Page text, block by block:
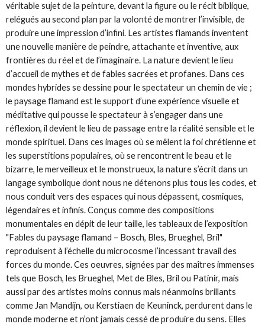
véritable sujet de la peinture, devant la figure ou le récit biblique,
relégués au second plan par la volonté de montrer l’invisible, de
produire une impression d’infini. Les artistes flamands inventent
une nouvelle manière de peindre, attachante et inventive, aux
frontières du réel et de l’imaginaire. La nature devient le lieu
d’accueil de mythes et de fables sacrées et profanes. Dans ces
mondes hybrides se dessine pour le spectateur un chemin de vie ;
le paysage flamand est le support d’une expérience visuelle et
méditative qui pousse le spectateur à s’engager dans une
réflexion, il devient le lieu de passage entre la réalité sensible et le
monde spirituel. Dans ces images où se mêlent la foi chrétienne et
les superstitions populaires, où se rencontrent le beau et le
bizarre, le merveilleux et le monstrueux, la nature s’écrit dans un
langage symbolique dont nous ne détenons plus tous les codes, et
nous conduit vers des espaces qui nous dépassent, cosmiques,
légendaires et infinis. Conçus comme des compositions
monumentales en dépit de leur taille, les tableaux de l’exposition
"Fables du paysage flamand – Bosch, Bles, Brueghel, Bril"
reproduisent à l’échelle du microcosme l’incessant travail des
forces du monde. Ces oeuvres, signées par des maîtres immenses
tels que Bosch, les Brueghel, Met de Bles, Bril ou Patinir, mais
aussi par des artistes moins connus mais néanmoins brillants
comme Jan Mandijn, ou Kerstiaen de Keuninck, perdurent dans le
monde moderne et n’ont jamais cessé de produire du sens. Elles